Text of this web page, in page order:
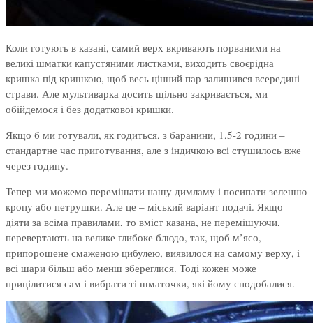
Коли готують в казані, самий верх вкривають порваними на
великі шматки капустяними листками, виходить своєрідна
кришка під кришкою, щоб весь цінний пар залишився всередині
страви. Але мультиварка досить щільно закривається, ми
обійдемося і без додаткової кришки.
Якщо б ми готували, як годиться, з баранини, 1,5-2 години –
стандартне час приготування, але з індичкою всі стушилось вже
через годину.
Тепер ми можемо перемішати нашу димламу і посипати зеленню
кропу або петрушки. Але це – міський варіант подачі. Якщо
діяти за всіма правилами, то вміст казана, не перемішуючи,
перевертають на велике глибоке блюдо, так, щоб м’ясо,
припорошене смаженою цибулею, виявилося на самому верху, і
всі шари більш або менш збереглися. Тоді кожен може
прицілитися сам і вибрати ті шматочки, які йому сподобалися.